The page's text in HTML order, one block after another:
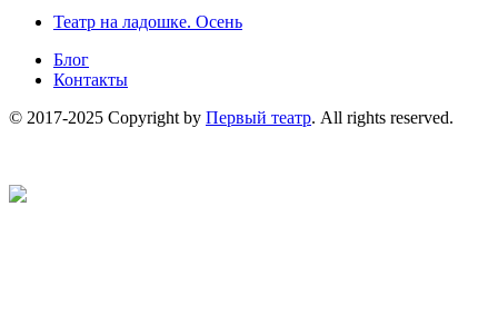
Театр на ладошке. Осень
Блог
Контакты
© 2017-2025 Copyright by Первый театр. All rights reserved.